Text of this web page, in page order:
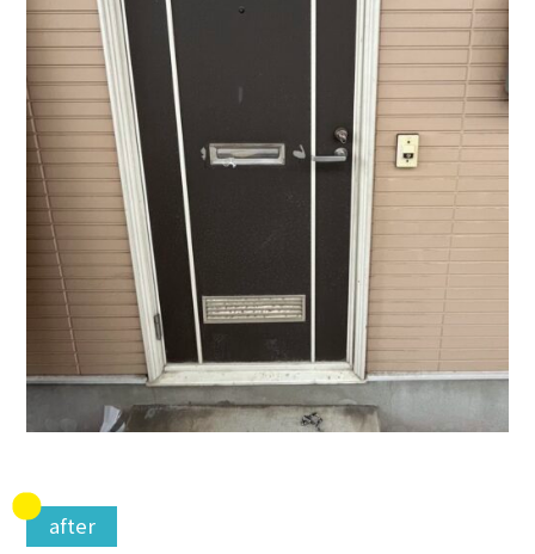
after